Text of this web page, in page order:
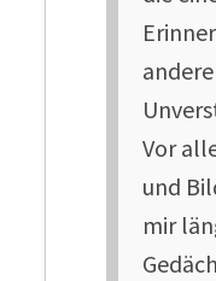
Vor
und
mir